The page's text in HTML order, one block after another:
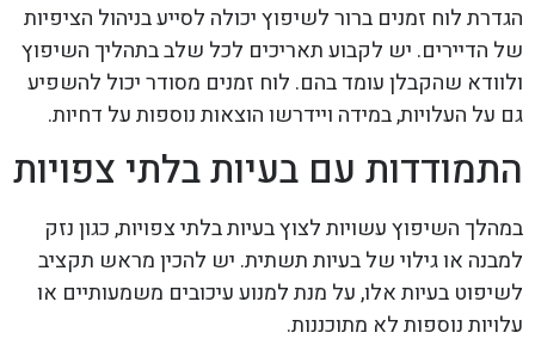
הגדרת לוח זמנים ברור לשיפוץ יכולה לסייע בניהול הציפיות
של הדיירים. יש לקבוע תאריכים לכל שלב בתהליך השיפוץ
ולוודא שהקבלן עומד בהם. לוח זמנים מסודר יכול להשפיע
גם על העלויות, במידה ויידרשו הוצאות נוספות על דחיות.
התמודדות עם בעיות בלתי צפויות
במהלך השיפוץ עשויות לצוץ בעיות בלתי צפויות, כגון נזק
למבנה או גילוי של בעיות תשתית. יש להכין מראש תקציב
לשיפוט בעיות אלו, על מנת למנוע עיכובים משמעותיים או
עלויות נוספות לא מתוכננות.